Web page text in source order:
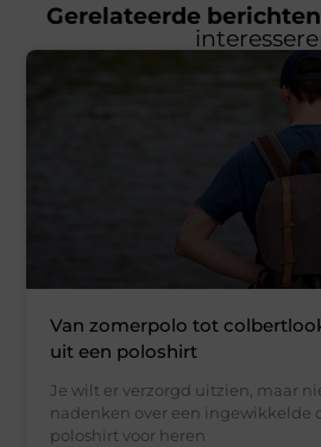
Gerelateerde berichten
Van zomerpolo tot
uit een poloshirt
Je wilt er verzorgd uitzien, maar
nadenken over een ingewikkelde
poloshirt voor heren